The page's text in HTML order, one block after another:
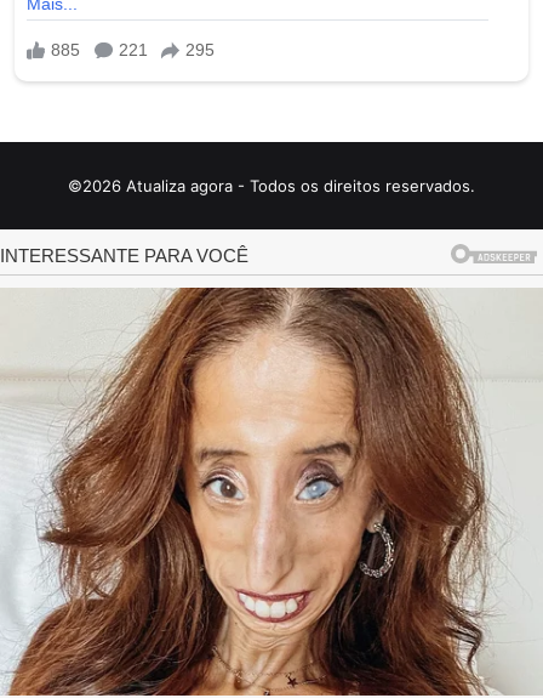
©2026 Atualiza agora - Todos os direitos reservados.